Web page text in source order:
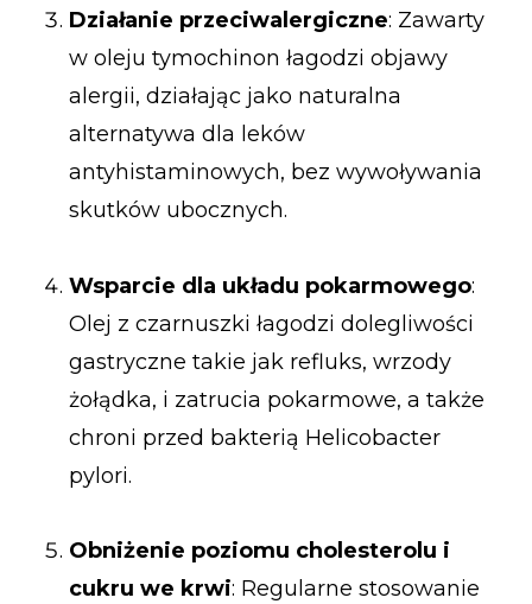
Działanie przeciwalergiczne: Zawarty
w oleju tymochinon łagodzi objawy
alergii, działając jako naturalna
alternatywa dla leków
antyhistaminowych, bez wywoływania
skutków ubocznych.
Wsparcie dla układu pokarmowego:
Olej z czarnuszki łagodzi dolegliwości
gastryczne takie jak refluks, wrzody
żołądka, i zatrucia pokarmowe, a także
chroni przed bakterią Helicobacter
pylori.
Obniżenie poziomu cholesterolu i
cukru we krwi: Regularne stosowanie